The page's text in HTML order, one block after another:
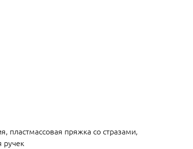
пластмассовая пряжка со стразами,
ручек